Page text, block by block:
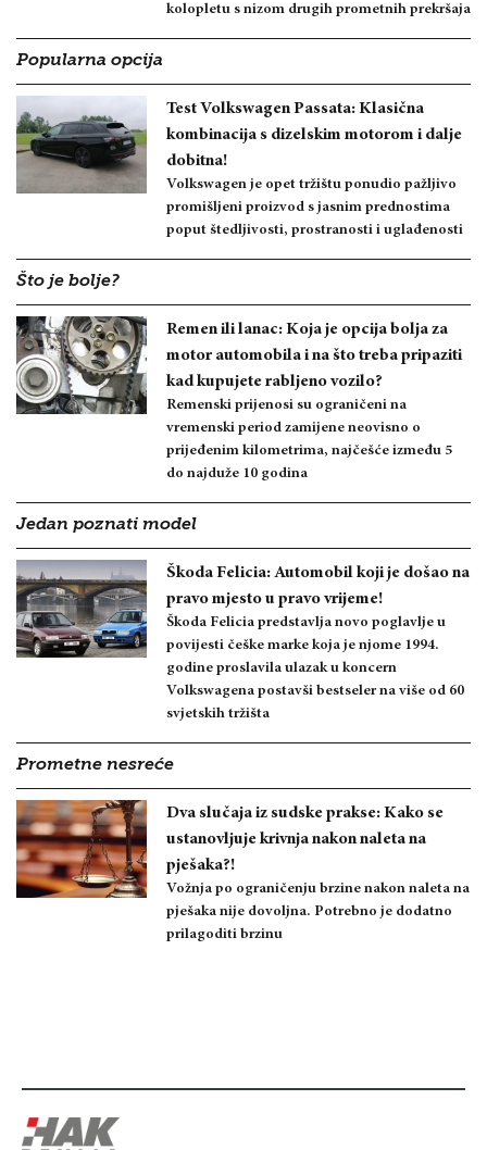
kolopletu s nizom drugih prometnih prekršaja
Popularna opcija
Test Volkswagen Passata: Klasična
kombinacija s dizelskim motorom i dalje
dobitna!
Volkswagen je opet tržištu ponudio pažljivo
promišljeni proizvod s jasnim prednostima
poput štedljivosti, prostranosti i uglađenosti
Što je bolje?
Remen ili lanac: Koja je opcija bolja za
motor automobila i na što treba pripaziti
kad kupujete rabljeno vozilo?
Remenski prijenosi su ograničeni na
vremenski period zamijene neovisno o
prijeđenim kilometrima, najčešće između 5
do najduže 10 godina
Jedan poznati model
Škoda Felicia: Automobil koji je došao na
pravo mjesto u pravo vrijeme!
Škoda Felicia predstavlja novo poglavlje u
povijesti češke marke koja je njome 1994.
godine proslavila ulazak u koncern
Volkswagena postavši bestseler na više od 60
svjetskih tržišta
Prometne nesreće
Dva slučaja iz sudske prakse: Kako se
ustanovljuje krivnja nakon naleta na
pješaka?!
Vožnja po ograničenju brzine nakon naleta na
pješaka nije dovoljna. Potrebno je dodatno
prilagoditi brzinu